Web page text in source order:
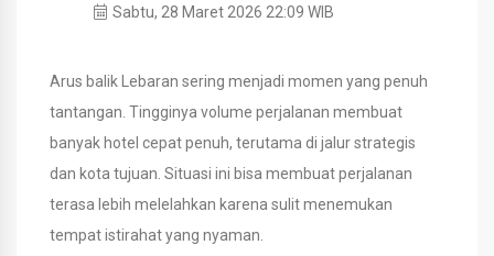
Sabtu, 28 Maret 2026 22:09 WIB
Arus balik Lebaran sering menjadi momen yang penuh
tantangan. Tingginya volume perjalanan membuat
banyak hotel cepat penuh, terutama di jalur strategis
dan kota tujuan. Situasi ini bisa membuat perjalanan
terasa lebih melelahkan karena sulit menemukan
tempat istirahat yang nyaman.